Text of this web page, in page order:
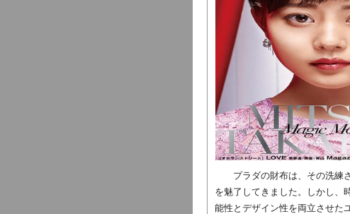
プラダの財布は、その洗練
を魅了してきました。しかし、
能性とデザイン性を両立させた